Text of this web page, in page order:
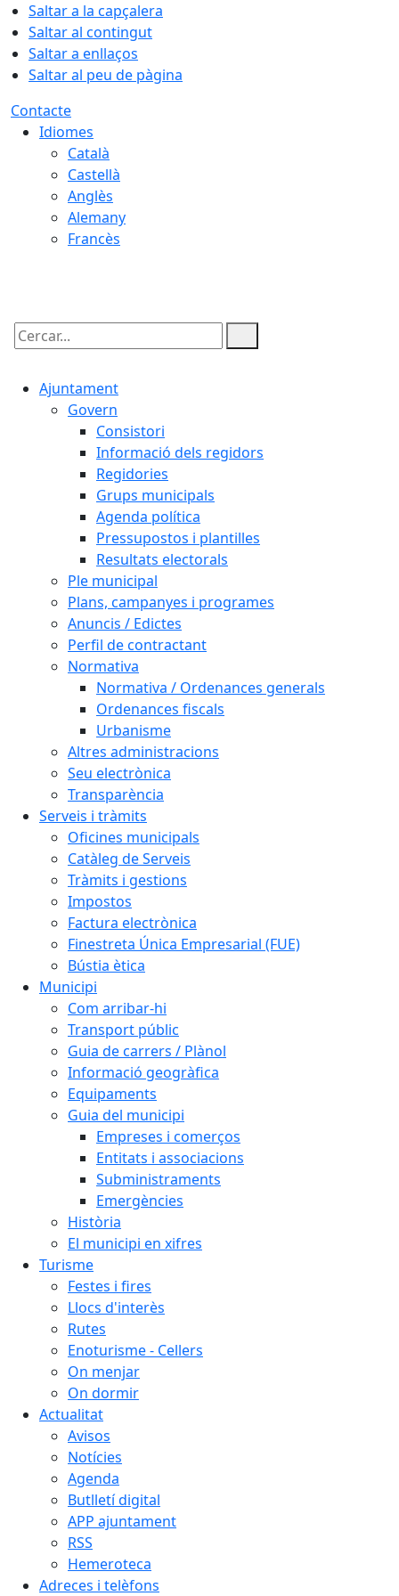
Saltar a la capçalera
Saltar al contingut
Saltar a enllaços
Saltar al peu de pàgina
Contacte
Idiomes
Català
Castellà
Anglès
Alemany
Francès
Cercar:
Ajuntament
Govern
Consistori
Informació dels regidors
Regidories
Grups municipals
Agenda política
Pressupostos i plantilles
Resultats electorals
Ple municipal
Plans, campanyes i programes
Anuncis / Edictes
Perfil de contractant
Normativa
Normativa / Ordenances generals
Ordenances fiscals
Urbanisme
Altres administracions
Seu electrònica
Transparència
Serveis i tràmits
Oficines municipals
Catàleg de Serveis
Tràmits i gestions
Impostos
Factura electrònica
Finestreta Única Empresarial (FUE)
Bústia ètica
Municipi
Com arribar-hi
Transport públic
Guia de carrers / Plànol
Informació geogràfica
Equipaments
Guia del municipi
Empreses i comerços
Entitats i associacions
Subministraments
Emergències
Història
El municipi en xifres
Turisme
Festes i fires
Llocs d'interès
Rutes
Enoturisme - Cellers
On menjar
On dormir
Actualitat
Avisos
Notícies
Agenda
Butlletí digital
APP ajuntament
RSS
Hemeroteca
Adreces i telèfons